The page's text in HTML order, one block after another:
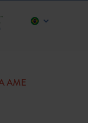
AME